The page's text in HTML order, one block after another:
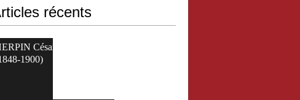
récents
César
1900)